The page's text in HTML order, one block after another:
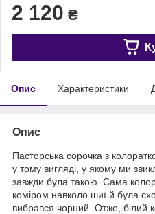
2 120 ₴
Опис Характеристики
Опис
Пасторська сорочка з
у тому вигляді, у якому ми
завжди була такою. Сама
коміром навколо шиї й була
вибрався чорний. Отже, білий